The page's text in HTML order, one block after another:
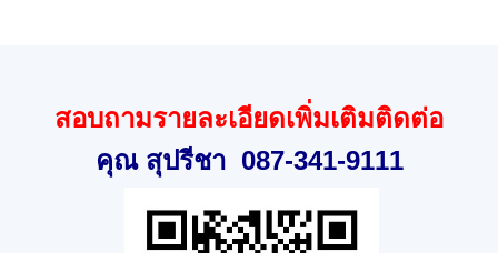
สอบถามรายละเอียดเพิ่มเติมติดต่อ
คุณ สุปรีชา 087-341-9111